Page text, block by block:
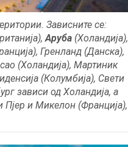
Зависните се:
Аруба (Холандија),
Гренланд (Данска),
(Холандија), Мартиник
(Колумбија), Свети
зависи од Холандија, а
Пјер и Микелон (Франција),